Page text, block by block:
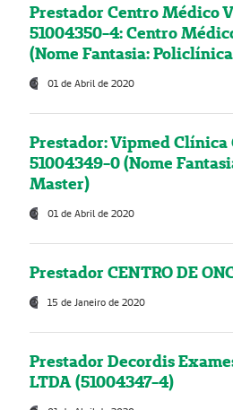
Prestador Centro Médico
51004350-4: Centro
(Nome Fantasia:
01 de Abril de 2020
Prestador: Vipmed Clínica
51004349-0 (Nome
Master)
01 de Abril de 2020
Prestador CENTRO DE
15 de Janeiro de 2020
Prestador Decordis
LTDA (51004347-4)